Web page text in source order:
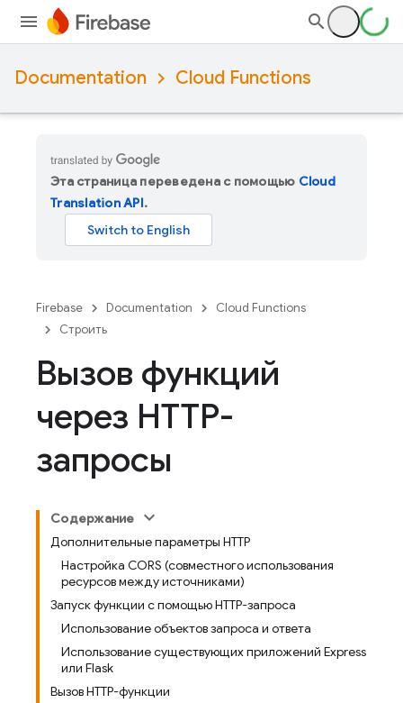
Documentation Cloud Functions
Эта страница переведена с помощью Cloud
Translation API.
Firebase Documentation
Cloud Functions
Строить
Вызов функций
через HTTP-
запросы
Содержание
Дополнительные параметры HTTP
Настройка CORS (совместного использования
ресурсов между источниками)
Запуск функции с помощью HTTP-запроса
Использование объектов запроса и ответа
Использование существующих приложений Express
или Flask
Вызов HTTP-функции